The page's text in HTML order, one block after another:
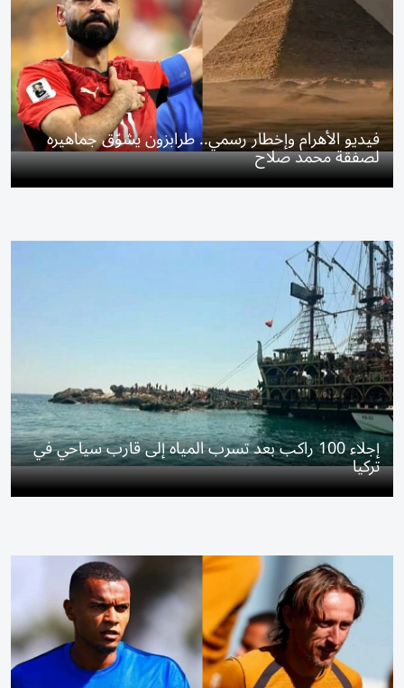
فيديو الأهرام وإخطار رسمي.. طرابزون يشوّق جماهيره
لصفقة محمد صلاح
إجلاء 100 راكب بعد تسرب المياه إلى قارب سياحي في
تركيا